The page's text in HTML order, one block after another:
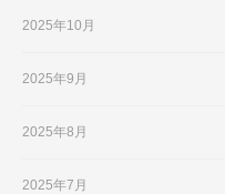
2025年10月
2025年9月
2025年8月
2025年7月